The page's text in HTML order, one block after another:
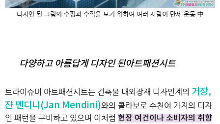
디자인 된 그림의 수평과 수직을 보기 위하여 여러 사람이 만세 운동 中
다양하고 아름답게 디자인 된아트패션시트
트라이슈머 아트패션시트는 건축물 내외장재 디자인계의 거장,
쟌 멘디니(Jan Mendini)와의 콜라보로 수천여 가지의 디자
인 패턴을 구비하고 있으며 이처럼 현장 여건이나 소비자의 취향